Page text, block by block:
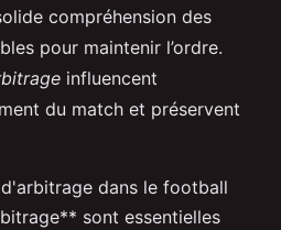
compréhension des
pour maintenir l’ordre.
influencent
du match et préservent
dans le football
sont essentielles